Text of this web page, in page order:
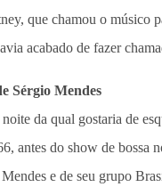
que chamou o músico
acabado de fazer
Sérgio Mendes
da qual gostaria de
antes do show de bossa
e de seu grupo